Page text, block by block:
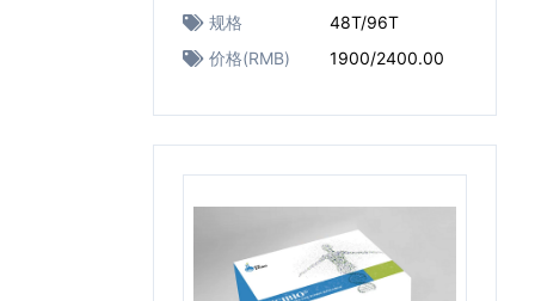
规格
48T/96T
价格(RMB)
1900/2400.00